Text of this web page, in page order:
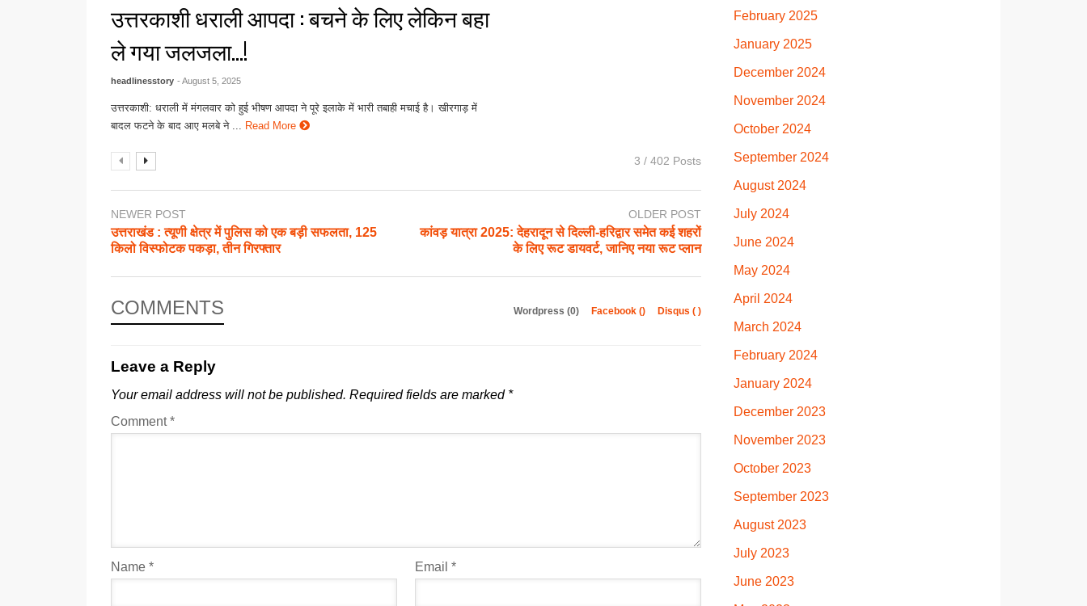
उत्तरकाशी धराली आपदा : बचने के लिए लेकिन बहा
ले गया जलजला…!
headlinesstory - August 5, 2025
उत्तरकाशी: धराली में मंगलवार को हुई भीषण आपदा ने पूरे इलाके में भारी तबाही मचाई है। खीरगाड़ में
बादल फटने के बाद आए मलबे ने ... Read More
3 / 402 Posts
NEWER POST
उत्तराखंड : त्यूणी क्षेत्र में पुलिस को एक बड़ी सफलता, 125
किलो विस्फोटक पकड़ा, तीन गिरफ्तार
OLDER POST
कांवड़ यात्रा 2025: देहरादून से दिल्ली-हरिद्वार समेत कई शहरों
के लिए रूट डायवर्ट, जानिए नया रूट प्लान
COMMENTS Wordpress (0) Facebook () Disqus ( )
Leave a Reply
Your email address will not be published. Required fields are marked *
Comment*
Name * Email *
February 2025
January 2025
December 2024
November 2024
October 2024
September 2024
August 2024
July 2024
June 2024
May 2024
April 2024
March 2024
February 2024
January 2024
December 2023
November 2023
October 2023
September 2023
August 2023
July 2023
June 2023